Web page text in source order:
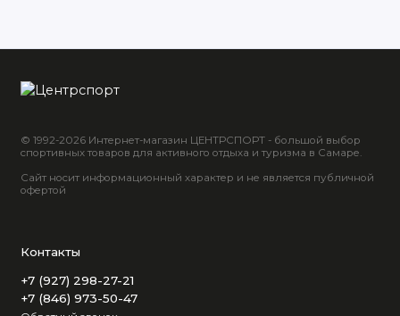
© 1992-2026 Интернет-магазин ЦЕНТРСПОРТ - большой выбор
спортивных товаров для активного отдыха и туризма в Самаре.
Сайт носит информационный характер и не является публичной
офертой
Контакты
+7 (927) 298-27-21
+7 (846) 973-50-47